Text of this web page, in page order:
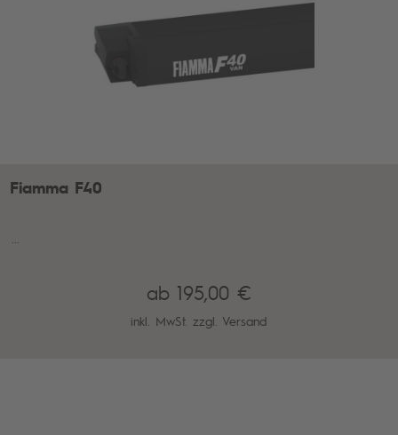
Fiamma F40
ab 195,00 €
inkl. MwSt. zzgl. Versand